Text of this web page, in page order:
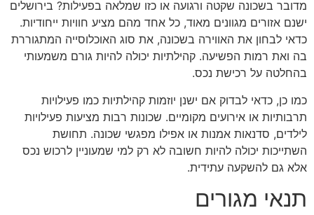
מדובר בשכונה שקטה ורגועה או כזו שמלאה בפעילות? בירושלים
ישנם אזורים מגוונים מאוד, כל אחד מהם מציע חוויות ייחודיות.
כדאי לבחון את האווירה בשכונה, את סוג האוכלוסייה המתגוררת
בה ואת רמות הפשיעה. קהילתיות יכולה להיות גורם משמעותי
בהחלטה על רכישת נכס.
כמו כן, כדאי לבדוק אם ישנן יוזמות קהילתיות כמו פעילויות
תרבותיות או אירועים מקומיים. שכונות רבות מציעות פעילויות
לילדים, סדנאות אמנות או אפילו מפגשי שכונה. תחושת
השתייכות יכולה להיות חשובה לא רק למי שמעוניין לרכוש נכס
אלא גם להשקעה עתידית.
תנאי מגורים